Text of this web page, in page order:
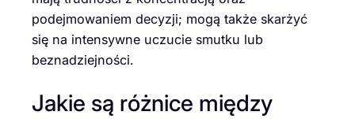
podejmowaniem decyzji; mogą także skarżyć
się na intensywne uczucie smutku lub
beznadziejności.
Jakie są różnice między